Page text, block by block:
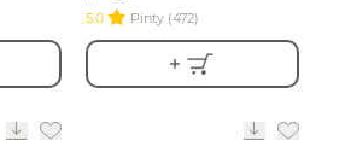
5.0
Pinty (472)